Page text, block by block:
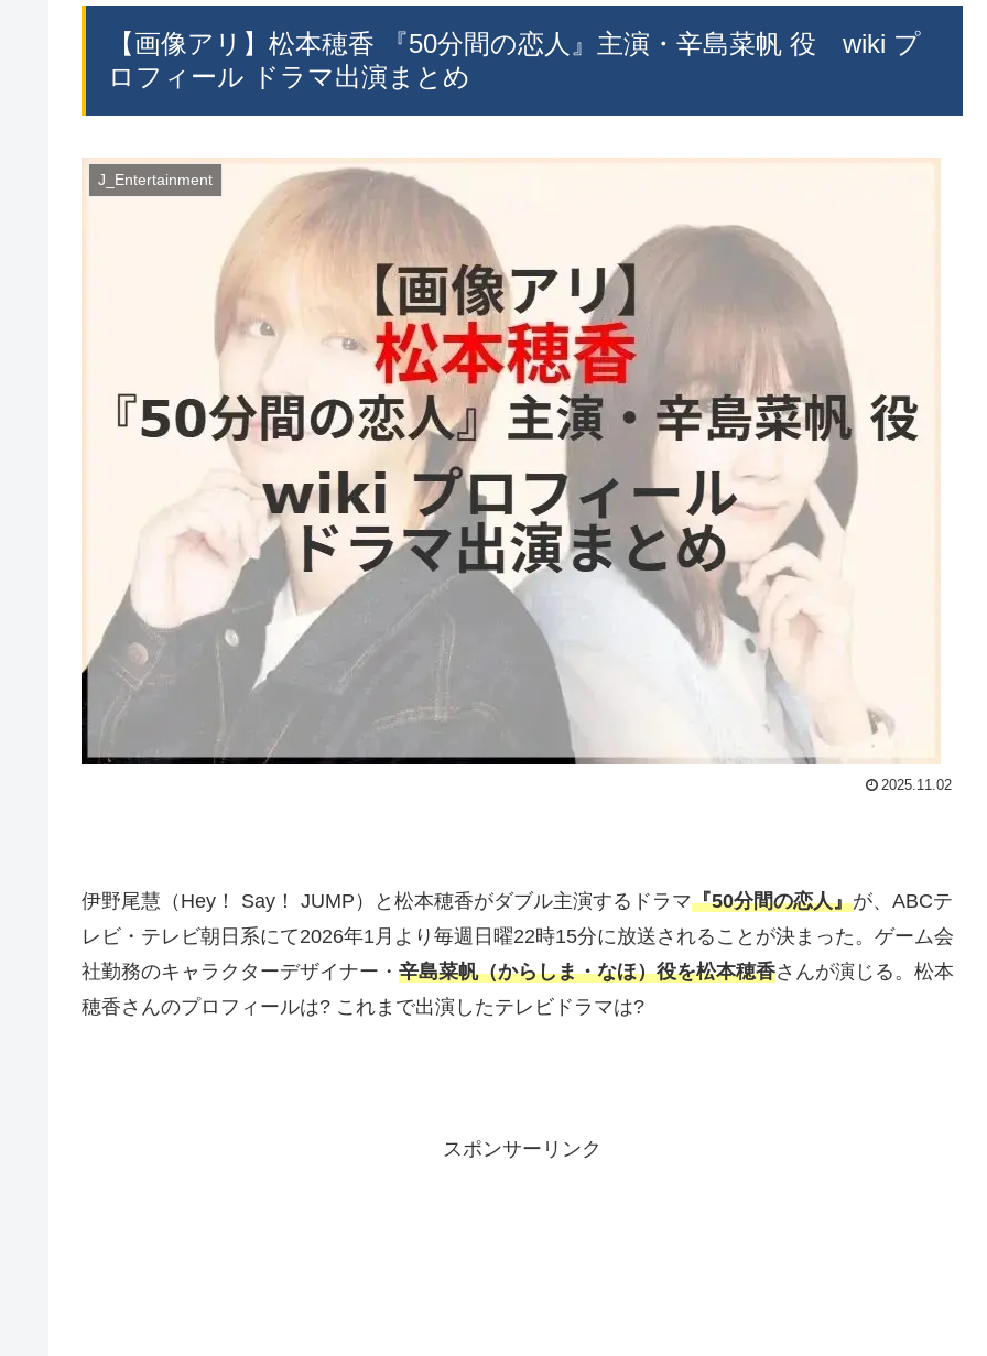
【画像アリ】松本穂香 『50分間の恋人』主演・辛島菜帆 役 wiki プ
ロフィール ドラマ出演まとめ
J_Entertainment
2025.11.02
伊野尾慧（Hey！ Say！ JUMP）と松本穂香がダブル主演するドラマ『50分間の恋人』が、ABCテ
レビ・テレビ朝日系にて2026年1月より毎週日曜22時15分に放送されることが決まった。ゲーム会
社勤務のキャラクターデザイナー・ 辛島菜帆（からしま・なほ）役を松本穂香さんが演じる。松本
穂香さんのプロフィールは? これまで出演したテレビドラマは?
スポンサーリンク